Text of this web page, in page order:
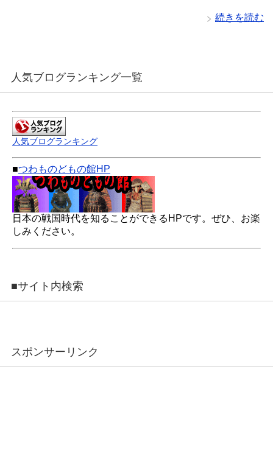
続きを読む
人気ブログランキング一覧
人気ブログランキング
■つわものどもの館HP
日本の戦国時代を知ることができるHPです。ぜひ、お楽
しみください。
■サイト内検索
スポンサーリンク